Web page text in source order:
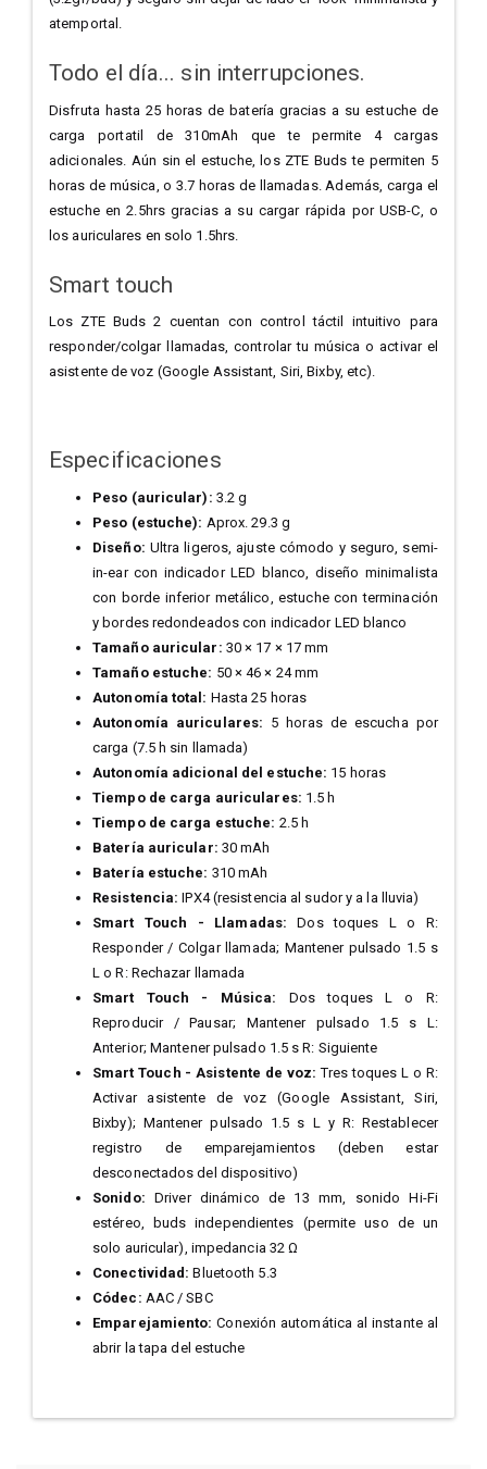
atemportal.
Todo el día... sin interrupciones.
Disfruta hasta 25 horas de batería gracias a su estuche de
carga portatil de 310mAh que te permite 4 cargas
adicionales. Aún sin el estuche, los ZTE Buds te permiten 5
horas de música, o 3.7 horas de llamadas. Además, carga el
estuche en 2.5hrs gracias a su cargar rápida por USB-C, o
los auriculares en solo 1.5hrs.
Smart touch
Los ZTE Buds 2 cuentan con control táctil intuitivo para
responder/colgar llamadas, controlar tu música o activar el
asistente de voz (Google Assistant, Siri, Bixby, etc).
Especificaciones
Peso (auricular): 3.2 g
Peso (estuche): Aprox. 29.3 g
Diseño: Ultra ligeros, ajuste cómodo y seguro, semi-
in-ear con indicador LED blanco, diseño minimalista
con borde inferior metálico, estuche con terminación
y bordes redondeados con indicador LED blanco
Tamaño auricular: 30 × 17 × 17 mm
Tamaño estuche: 50 × 46 × 24 mm
Autonomía total: Hasta 25 horas
Autonomía auriculares: 5 horas de escucha por
carga (7.5 h sin llamada)
Autonomía adicional del estuche: 15 horas
Tiempo de carga auriculares: 1.5 h
Tiempo de carga estuche: 2.5 h
Batería auricular: 30 mAh
Batería estuche: 310 mAh
Resistencia: IPX4 (resistencia al sudor y a la lluvia)
Smart Touch - Llamadas: Dos toques L o R:
Responder / Colgar llamada; Mantener pulsado 1.5 s
L o R: Rechazar llamada
Smart Touch - Música:
Dos toques L o R:
Reproducir / Pausar; Mantener pulsado 1.5 s L:
Anterior; Mantener pulsado 1.5 s R: Siguiente
Smart Touch - Asistente de voz: Tres toques L o R:
Activar asistente de voz (Google Assistant, Siri,
Bixby); Mantener pulsado 1.5 s L y R: Restablecer
registro de emparejamientos (deben estar
desconectados del dispositivo)
Sonido: Driver dinámico de 13 mm, sonido Hi-Fi
estéreo, buds independientes (permite uso de un
solo auricular), impedancia 32 Ω
Conectividad: Bluetooth 5.3
Códec: AAC / SBC
Emparejamiento: Conexión automática al instante al
abrir la tapa del estuche